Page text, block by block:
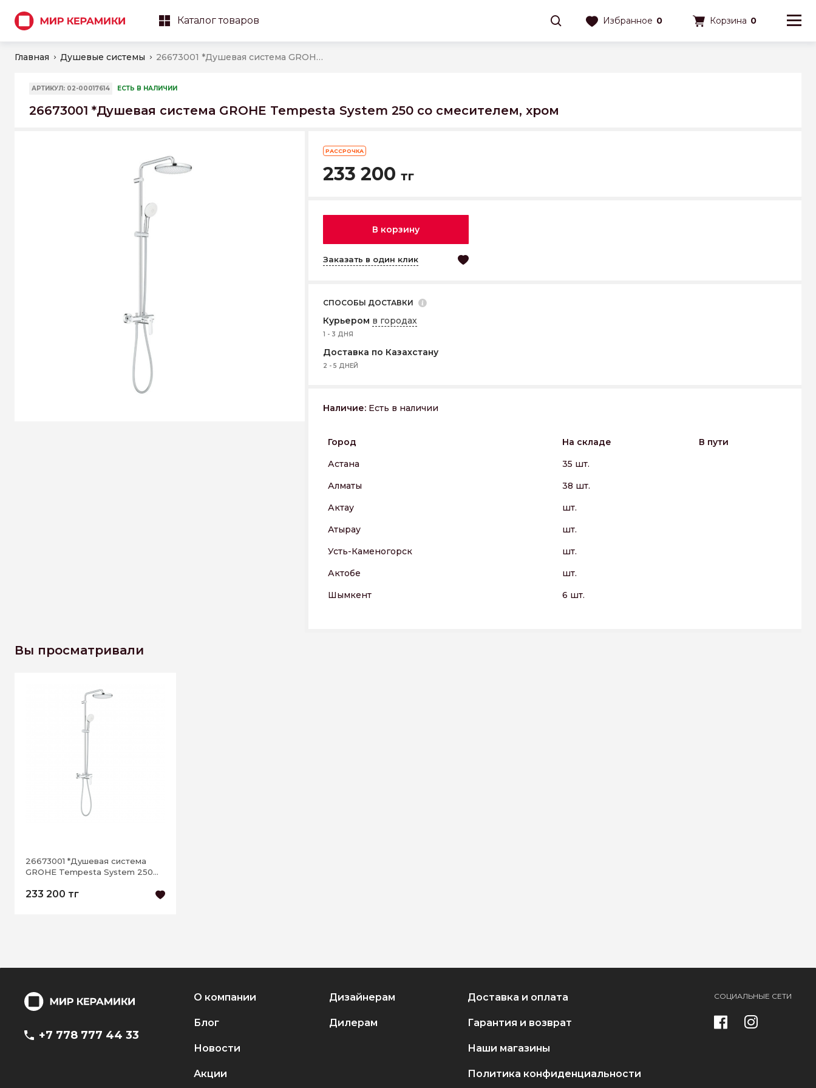
Каталог товаров Избранное 0 Корзина 0
Главная Душевые системы 26673001 *Душевая система GROHE Tempesta System 250 со смесителем, хром
АРТИКУЛ: 02-00017614 ЕСТЬ В НАЛИЧИИ
26673001 *Душевая система GROHE Tempesta System 250 со смесителем, хром
РАССРОЧКА
233 200 тг
В корзину
Заказать в один клик
СПОСОБЫ ДОСТАВКИ
Курьером в городах
1 - 3 ДНЯ
Доставка по Казахстану
2 - 5 ДНЕЙ
Наличие: Есть в наличии
Город На складе
В пути
Астана
35 шт.
Алматы
38 шт.
Актау
шт.
Атырау
шт.
Усть-Каменогорск
шт.
Актобе
шт.
Шымкент
6 шт.
Вы просматривали
26673001 *Душевая система
GROHE Tempesta System 250
233 200 тг
+7 778 777 44 33
О компании
Блог
Новости
Акции
Дизайнерам
Дилерам
Доставка и оплата
Гарантия и возврат
Наши магазины
Политика конфиденциальности
СОЦИАЛЬНЫЕ СЕТИ